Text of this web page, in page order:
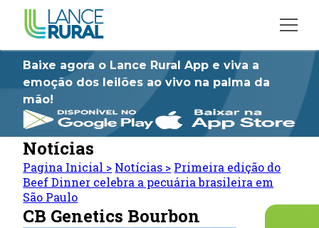
Baixe agora o Lance Rural App e viva a
emoção dos leilões ao vivo na palma da
mão!
Notícias
Pagina Inicial > Notícias > Primeira edição do
Beef Dinner celebra a pecuária brasileira em
São Paulo
CB Genetics Bourbon